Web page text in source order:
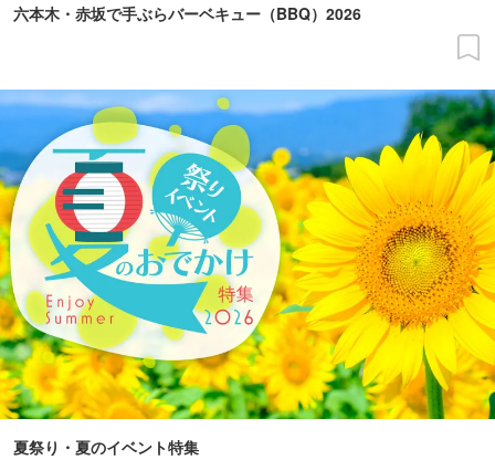
六本木・赤坂で手ぶらバーベキュー（BBQ）2026
夏祭り・夏のイベント特集